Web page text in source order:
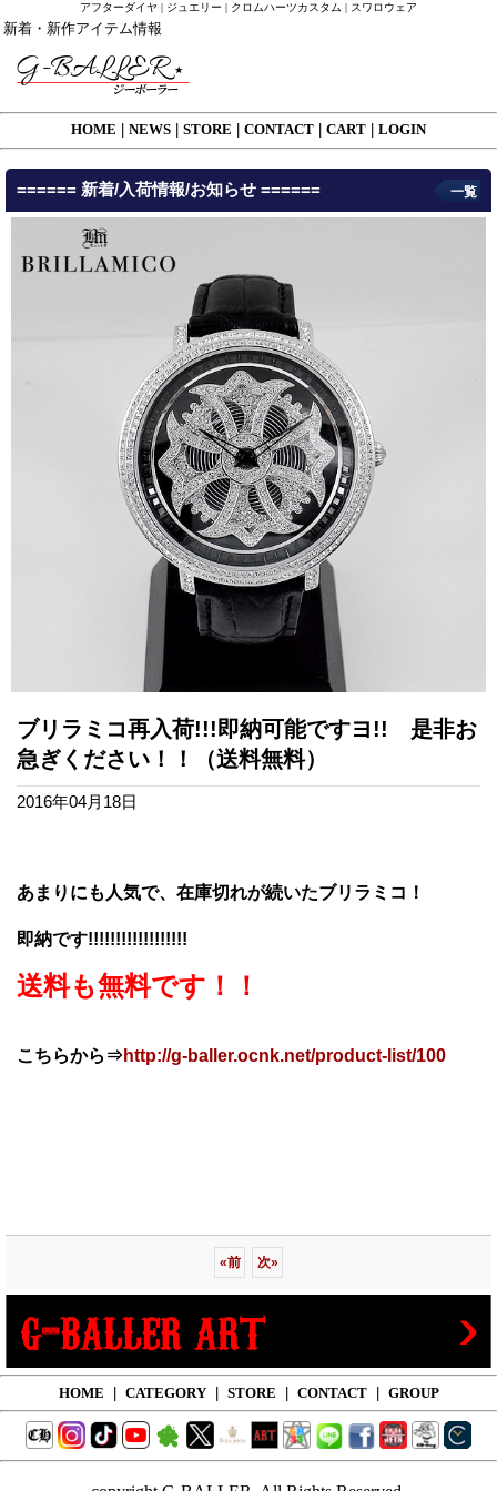
アフターダイヤ | ジュエリー | クロムハーツカスタム | スワロウェア
新着・新作アイテム情報
HOME NEWS STORE CONTACT CART LOGIN
====== 新着/入荷情報/お知らせ ====== 一覧
ブリラミコ再入荷!!!即納可能ですヨ!! 是非お
急ぎください！！（送料無料）
2016年04月18日
あまりにも人気で、在庫切れが続いたブリラミコ！
即納です!!!!!!!!!!!!!!!!!!
送料も無料です！！
こちらから⇒http://g-baller.ocnk.net/product-list/100
«前 次»
HOME | CATEGORY | STORE | CONTACT | GROUP